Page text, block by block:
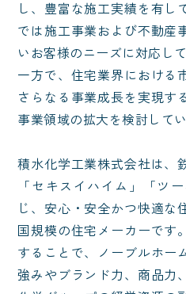
し、豊富な施工実績を有し
では施工事業および不動産
いお客様のニーズに対応し
一方で、住宅業界における
さらなる事業成長を実現す
事業領域の拡大を検討してい
積水化学工業株式会社は、
「セキスイハイム」「ツ
じ、安心・安全かつ快適な
国規模の住宅メーカーです
することで、ノーブルホー
強みやブランド力、商品力